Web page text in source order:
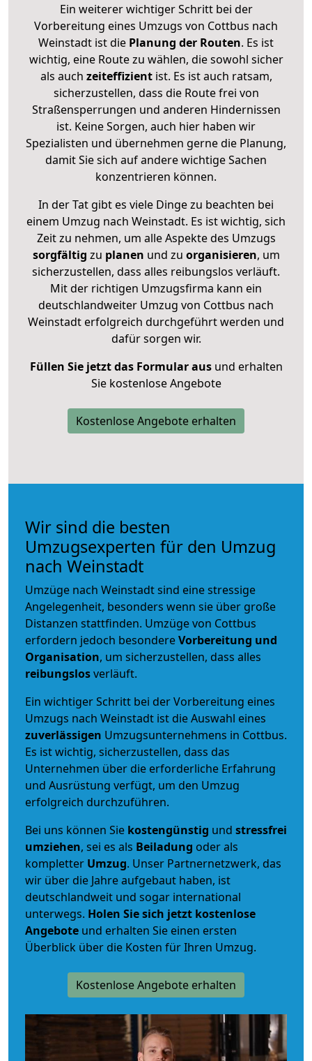
Ein weiterer wichtiger Schritt bei der
Vorbereitung eines Umzugs von Cottbus nach
Weinstadt ist die Planung der Routen. Es ist
wichtig, eine Route zu wählen, die sowohl sicher
als auch zeiteffizientist. Es ist auch ratsam,
sicherzustellen, dass die Route frei von
Straßensperrungen und anderen Hindernissen
ist. Keine Sorgen, auch hier haben wir
Spezialisten und übernehmen gerne die Planung,
damit Sie sich auf andere wichtige Sachen
konzentrieren können.
In der Tat gibt es viele Dinge zu beachten bei
einem Umzug nach Weinstadt. Es ist wichtig, sich
Zeit zu nehmen, um alle Aspekte des Umzugs
sorgfältig zu planen und zu organisieren, um
sicherzustellen, dass alles reibungslos verläuft.
Mit der richtigen Umzugsfirma kann ein
deutschlandweiter Umzug von Cottbus nach
Weinstadt erfolgreich durchgeführt werden und
dafür sorgen wir.
Füllen Sie jetzt das Formular ausund erhalten
Sie kostenlose Angebote
Kostenlose Angebote erhalten
Wir sind die besten
Umzugsexperten für den Umzug
nach Weinstadt
Umzüge nach Weinstadt sind eine stressige
Angelegenheit, besonders wenn sie über große
Distanzen stattfinden. Umzüge von Cottbus
erfordern jedoch besondereVorbereitung und
Organisation, um sicherzustellen, dass alles
reibungslosverläuft.
Ein wichtiger Schritt bei der Vorbereitung eines
Umzugs nach Weinstadt ist die Auswahl eines
zuverlässigen Umzugsunternehmens in Cottbus.
Es ist wichtig, sicherzustellen, dass das
Unternehmen über die erforderliche Erfahrung
und Ausrüstung verfügt, um den Umzug
erfolgreich durchzuführen.
Bei uns können Sie kostengünstig und stressfrei
umziehen, sei es als Beiladung oder als
kompletter Umzug. Unser Partnernetzwerk, das
wir über die Jahre aufgebaut haben, ist
deutschlandweit und sogar international
unterwegs. Holen Sie sich jetzt kostenlose
Angebote und erhalten Sie einen ersten
Überblick über die Kosten für Ihren Umzug.
Kostenlose Angebote erhalten